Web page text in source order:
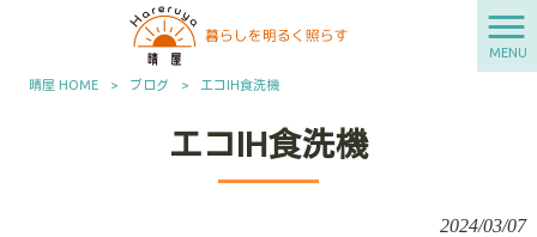
MENU
晴屋 HOME > ブログ > エコIH食洗機
エコIH食洗機
2024/03/07